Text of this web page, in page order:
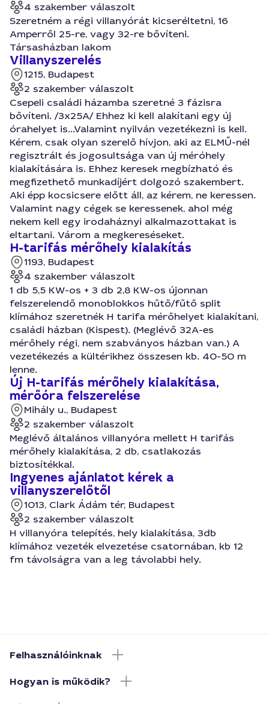
4 szakember válaszolt
Szeretném a régi villanyórát kicseréltetni, 16
Amperről 25-re, vagy 32-re bővíteni.
Társasházban lakom
Villanyszerelés
1215, Budapest
2 szakember válaszolt
Csepeli családi házamba szeretné 3 fázisra
bővíteni. /3x25A/ Ehhez ki kell alakítani egy új
órahelyet is...Valamint nyilván vezetékezni is kell.
Kérem, csak olyan szerelő hívjon, aki az ELMŰ-nél
regisztrált és jogosultsága van új méróhely
kialakítására is. Ehhez keresek megbízható és
megfizethető munkadíjért dolgozó szakembert.
Aki épp kocsicsere előtt áll, az kérem, ne keressen.
Valamint nagy cégek se keressenek, ahol még
nekem kell egy irodaháznyi alkalmazottakat is
eltartani. Várom a megkereséseket.
H-tarifás mérőhely kialakítás
1193, Budapest
4 szakember válaszolt
1 db 5,5 KW-os + 3 db 2,8 KW-os újonnan
felszerelendő monoblokkos hűtő/fűtő split
klímához szeretnék H tarifa mérőhelyet kialakítani,
családi házban (Kispest). (Meglévő 32A-es
mérőhely régi, nem szabványos házban van.) A
vezetékezés a kültérikhez összesen kb. 40-50 m
lenne.
Új H-tarifás mérőhely kialakítása,
mérőóra felszerelése
Mihály u., Budapest
2 szakember válaszolt
Meglévő általános villanyóra mellett H tarifás
mérőhely kialakítása, 2 db, csatlakozás
biztosítékkal.
Ingyenes ajánlatot kérek a
villanyszerelőtől
1013, Clark Ádám tér, Budapest
2 szakember válaszolt
H villanyóra telepítés, hely kialakítása, 3db
klímához vezeték elvezetése csatornában, kb 12
fm távolságra van a leg távolabbi hely.
Felhasználóinknak
Hogyan is működik?